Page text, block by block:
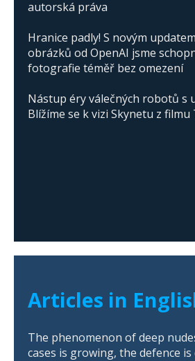
autorská práva
Hranice padly! S novým
obrázků od OpenAI jsme
fotografie téměř bez omezení
Nástup éry válečných robotů s
Blížíme se k vizi Skynetu z
Articles in
The phenomenon of deep
cases is growing, the defence